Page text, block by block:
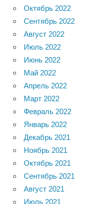
Октябрь 2022
Сентябрь 2022
Август 2022
Июль 2022
Июнь 2022
Май 2022
Апрель 2022
Март 2022
Февраль 2022
Январь 2022
Декабрь 2021
Ноябрь 2021
Октябрь 2021
Сентябрь 2021
Август 2021
Июль 2021